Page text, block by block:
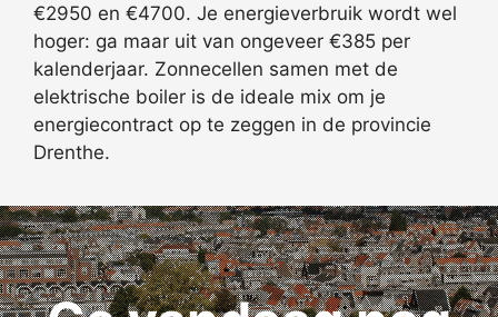
€2950 en €4700. Je energieverbruik wordt wel
hoger: ga maar uit van ongeveer €385 per
kalenderjaar. Zonnecellen samen met de
elektrische boiler is de ideale mix om je
energiecontract op te zeggen in de provincie
Drenthe.